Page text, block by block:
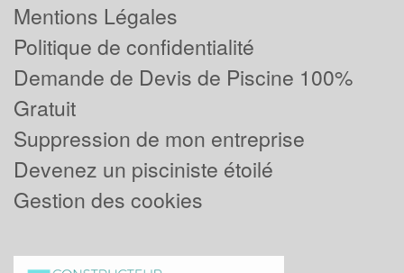
Mentions Légales
Politique de confidentialité
Demande de Devis de Piscine 100%
Gratuit
Suppression de mon entreprise
Devenez un pisciniste étoilé
Gestion des cookies